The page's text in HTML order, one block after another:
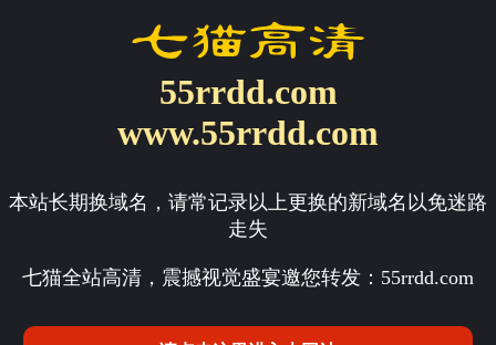
55rrdd.com
www.55rrdd.com
本站长期换域名，请常记录以上更换的新域名以免迷路
走失
七猫全站高清，震撼视觉盛宴邀您转发： 55rrdd.com